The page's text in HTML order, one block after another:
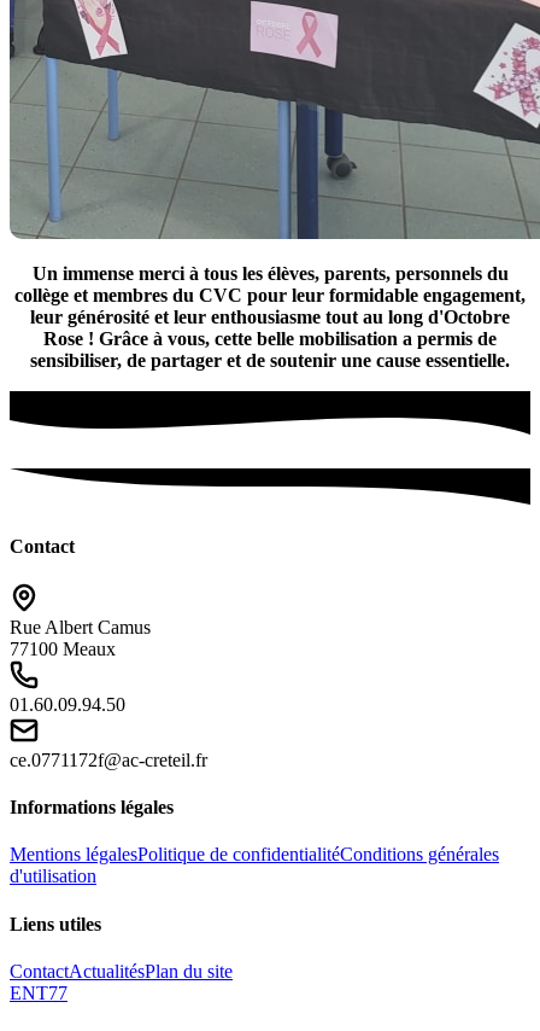
Un immense merci à tous les élèves, parents, personnels du
collège et membres du CVC pour leur formidable engagement,
leur générosité et leur enthousiasme tout au long d'Octobre
Rose ! Grâce à vous, cette belle mobilisation a permis de
sensibiliser, de partager et de soutenir une cause essentielle.
Contact
Rue Albert Camus
77100 Meaux
01.60.09.94.50
ce.0771172f@ac-creteil.fr
Informations légales
Mentions légalesPolitique de confidentialitéConditions générales
d'utilisation
Liens utiles
ContactActualitésPlan du site
ENT77